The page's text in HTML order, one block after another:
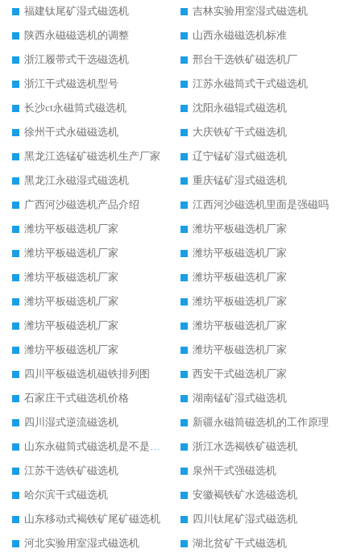
福建钛尾矿湿式磁选机
吉林实验用室湿式磁选机
陕西永磁磁选机的调整
山西永磁磁选机标准
浙江履带式干选磁选机
邢台干选铁矿磁选机厂
浙江干式磁选机型号
江苏永磁筒式干式磁选机
长沙ct永磁筒式磁选机
沈阳永磁辊式磁选机
徐州干式永磁磁选机
大庆铁矿干式磁选机
黑龙江选锰矿磁选机生产厂家
辽宁锰矿湿式磁选机
黑龙江永磁湿式磁选机
重庆锰矿湿式磁选机
广西河沙磁选机产品介绍
江西河沙磁选机里面是强磁吗
潍坊平板磁选机厂家
潍坊平板磁选机厂家
潍坊平板磁选机厂家
潍坊平板磁选机厂家
潍坊平板磁选机厂家
潍坊平板磁选机厂家
潍坊平板磁选机厂家
潍坊平板磁选机厂家
潍坊平板磁选机厂家
潍坊平板磁选机厂家
潍坊平板磁选机厂家
潍坊平板磁选机厂家
四川平板磁选机磁铁排列图
西安干式磁选机厂家
石家庄干式磁选机价格
湖南锰矿湿式磁选机
四川湿式逆流磁选机
新疆永磁筒磁选机的工作原理
山东永磁筒式磁选机是不是强磁
浙江水选褐铁矿磁选机
江苏干选铁矿磁选机
泉州干式强磁选机
哈尔滨干式磁选机
安徽褐铁矿水选磁选机
山东移动式褐铁矿尾矿磁选机
四川钛尾矿湿式磁选机
河北实验用室湿式磁选机
湖北贫矿干式磁选机